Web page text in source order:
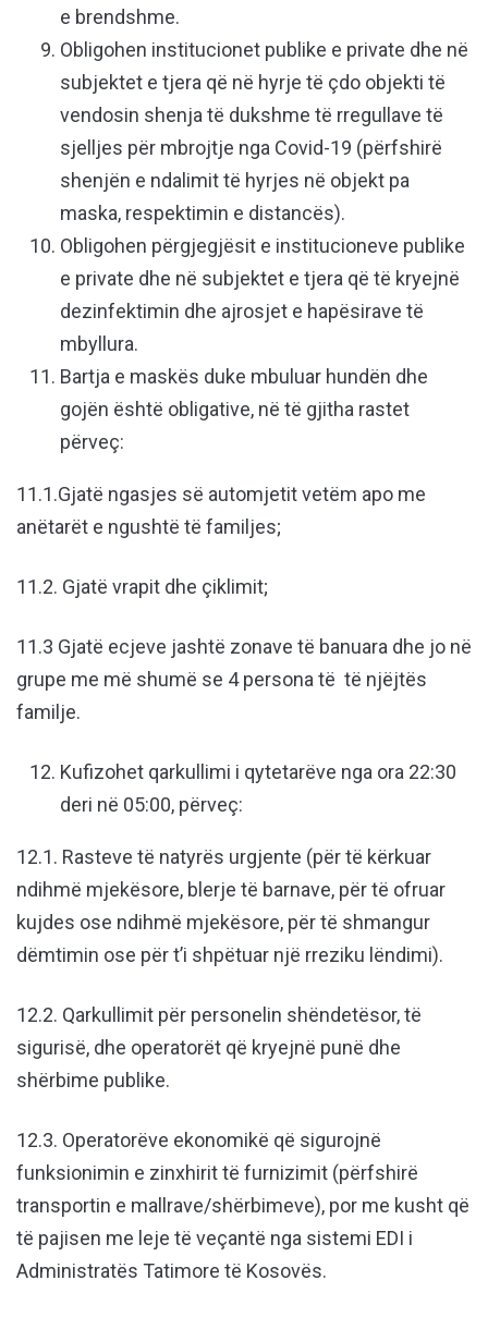
e brendshme.
Obligohen institucionet publike e private dhe në
subjektet e tjera që në hyrje të çdo objekti të
vendosin shenja të dukshme të rregullave të
sjelljes për mbrojtje nga Covid-19 (përfshirë
shenjën e ndalimit të hyrjes në objekt pa
maska, respektimin e distancës).
Obligohen përgjegjësit e institucioneve publike
e private dhe në subjektet e tjera që të kryejnë
dezinfektimin dhe ajrosjet e hapësirave të
mbyllura.
Bartja e maskës duke mbuluar hundën dhe
gojën është obligative, në të gjitha rastet
përveç:
11.1.Gjatë ngasjes së automjetit vetëm apo me
anëtarët e ngushtë të familjes;
11.2. Gjatë vrapit dhe çiklimit;
11.3 Gjatë ecjeve jashtë zonave të banuara dhe jo në
grupe me më shumë se 4 persona të të njëjtës
familje.
Kufizohet qarkullimi i qytetarëve nga ora 22:30
deri në 05:00, përveç:
12.1. Rasteve të natyrës urgjente (për të kërkuar
ndihmë mjekësore, blerje të barnave, për të ofruar
kujdes ose ndihmë mjekësore, për të shmangur
dëmtimin ose për t’i shpëtuar një rreziku lëndimi).
12.2. Qarkullimit për personelin shëndetësor, të
sigurisë, dhe operatorët që kryejnë punë dhe
shërbime publike.
12.3. Operatorëve ekonomikë që sigurojnë
funksionimin e zinxhirit të furnizimit (përfshirë
transportin e mallrave/shërbimeve), por me kusht që
të pajisen me leje të veçantë nga sistemi EDI i
Administratës Tatimore të Kosovës.